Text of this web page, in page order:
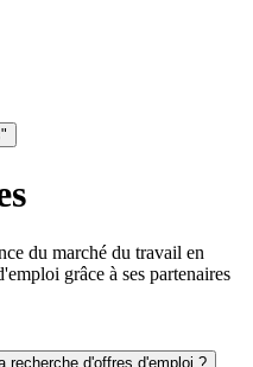
du marché du travail en
grâce à ses partenaires
recherche d'offres d'emploi ?